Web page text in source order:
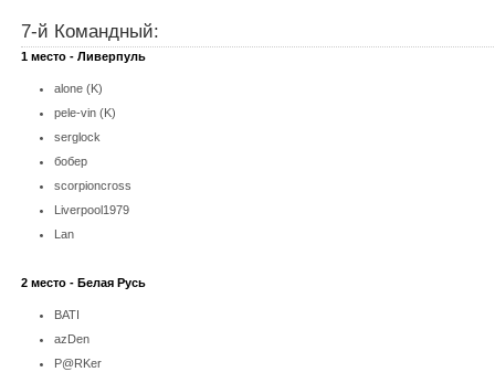
7-й Командный:
1 место - Ливерпуль
alone (K)
pele-vin (K)
serglock
бобер
scorpioncross
Liverpool1979
Lan
2 место - Белая Русь
BATI
azDen
P@RKer